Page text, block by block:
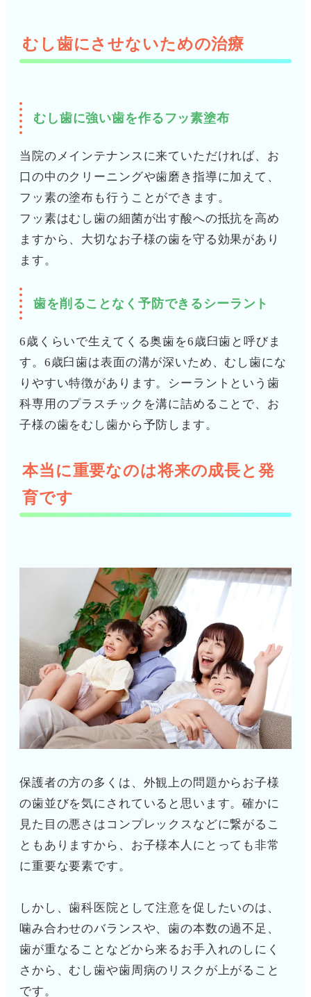
むし歯にさせないための治療
むし歯に強い歯を作るフッ素塗布
当院のメインテナンスに来ていただければ、お
口の中のクリーニングや歯磨き指導に加えて、
フッ素の塗布も行うことができます。
フッ素はむし歯の細菌が出す酸への抵抗を高め
ますから、大切なお子様の歯を守る効果があり
ます。
歯を削ることなく予防できるシーラント
6歳くらいで生えてくる奥歯を6歳臼歯と呼びま
す。6歳臼歯は表面の溝が深いため、むし歯にな
りやすい特徴があります。シーラントという歯
科専用のプラスチックを溝に詰めることで、お
子様の歯をむし歯から予防します。
本当に重要なのは将来の成長と発
育です
保護者の方の多くは、外観上の問題からお子様
の歯並びを気にされていると思います。確かに
見た目の悪さはコンプレックスなどに繋がるこ
ともありますから、お子様本人にとっても非常
に重要な要素です。
しかし、歯科医院として注意を促したいのは、
噛み合わせのバランスや、歯の本数の過不足、
歯が重なることなどから来るお手入れのしにく
さから、むし歯や歯周病のリスクが上がること
です。